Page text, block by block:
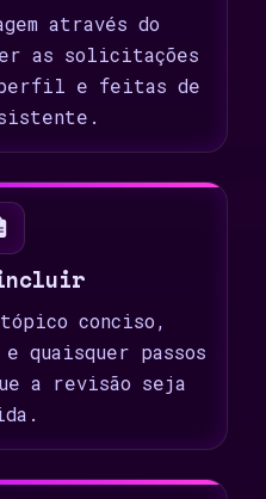
através do
as solicitações
perfil e feitas de
conciso,
quaisquer passos
a revisão seja